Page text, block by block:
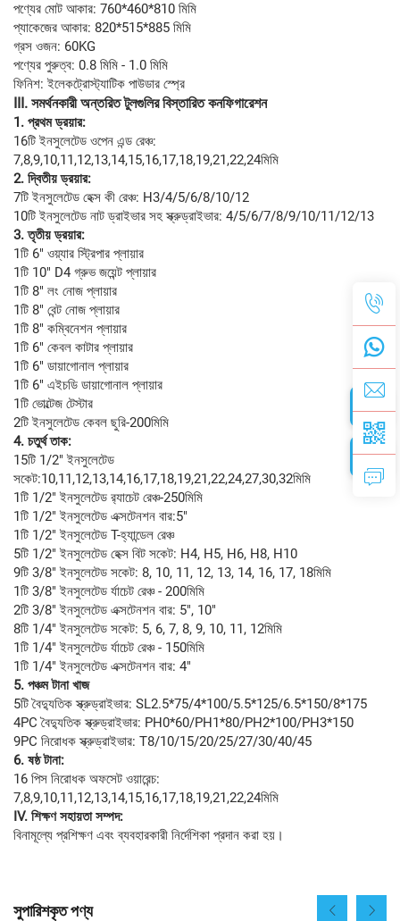
পণ্যের মোট আকার: 760*460*810 মিমি
প্যাকেজের আকার: 820*515*885 মিমি
গ্রস ওজন: 60KG
পণ্যের পুরুত্ব: 0.8 মিমি - 1.0 মিমি
ফিনিশ: ইলেকট্রোস্ট্যাটিক পাউডার স্প্রে
III. সমর্থনকারী অন্তরিত টুলগুলির বিস্তারিত কনফিগারেশন
1. প্রথম ড্রয়ার:
16টি ইনসুলেটেড ওপেন এন্ড রেঞ্চ:
7,8,9,10,11,12,13,14,15,16,17,18,19,21,22,24মিমি
2. দ্বিতীয় ড্রয়ার:
7টি ইনসুলেটেড হেক্স কী রেঞ্চ: H3/4/5/6/8/10/12
10টি ইনসুলেটেড নাট ড্রাইভার সহ স্ক্রুড্রাইভার: 4/5/6/7/8/9/10/11/12/13
3. তৃতীয় ড্রয়ার:
1টি 6" ওয়্যার স্ট্রিপার প্লায়ার
1টি 10" D4 গ্রুভ জয়েন্ট প্লায়ার
1টি 8" লং নোজ প্লায়ার
1টি 8" বেন্ট নোজ প্লায়ার
1টি 8" কম্বিনেশন প্লায়ার
1টি 6" কেবল কাটার প্লায়ার
1টি 6" ডায়াগোনাল প্লায়ার
1টি 6" এইচডি ডায়াগোনাল প্লায়ার
1টি ভোল্টেজ টেস্টার
2টি ইনসুলেটেড কেবল ছুরি-200মিমি
4. চতুর্থ তাক:
15টি 1/2" ইনসুলেটেড
সকেট:10,11,12,13,14,16,17,18,19,21,22,24,27,30,32মিমি
1টি 1/2" ইনসুলেটেড র‍্যাচেট রেঞ্চ-250মিমি
1টি 1/2" ইনসুলেটেড এক্সটেনশন বার:5"
1টি 1/2" ইনসুলেটেড T-হ্যান্ডেল রেঞ্চ
5টি 1/2" ইনসুলেটেড হেক্স বিট সকেট: H4, H5, H6, H8, H10
9টি 3/8" ইনসুলেটেড সকেট: 8, 10, 11, 12, 13, 14, 16, 17, 18মিমি
1টি 3/8" ইনসুলেটেড র্যাচেট রেঞ্চ - 200মিমি
2টি 3/8" ইনসুলেটেড এক্সটেনশন বার: 5", 10"
8টি 1/4" ইনসুলেটেড সকেট: 5, 6, 7, 8, 9, 10, 11, 12মিমি
1টি 1/4" ইনসুলেটেড র্যাচেট রেঞ্চ - 150মিমি
1টি 1/4" ইনসুলেটেড এক্সটেনশন বার: 4"
5. পঞ্চম টানা খাজ
5টি বৈদ্যুতিক স্ক্রুড্রাইভার: SL2.5*75/4*100/5.5*125/6.5*150/8*175
4PC বৈদ্যুতিক স্ক্রুড্রাইভার: PH0*60/PH1*80/PH2*100/PH3*150
9PC নিরোধক স্ক্রুড্রাইভার: T8/10/15/20/25/27/30/40/45
6. ষষ্ঠ টানা:
16 পিস নিরোধক অফসেট ওয়ারেন্চ:
7,8,9,10,11,12,13,14,15,16,17,18,19,21,22,24মিমি
IV. শিক্ষণ সহায়তা সম্পদ:
বিনামূল্যে প্রশিক্ষণ এবং ব্যবহারকারী নির্দেশিকা প্রদান করা হয়।
সুপারিশকৃত পণ্য